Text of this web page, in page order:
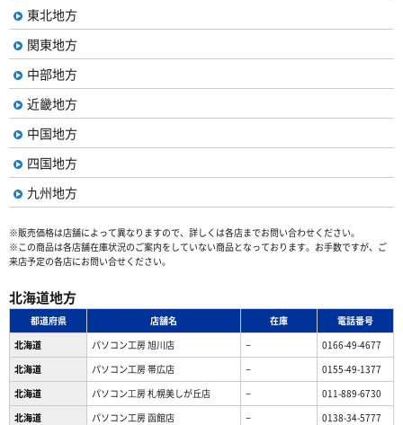
東北地方
関東地方
中部地方
近畿地方
中国地方
四国地方
九州地方
※販売価格は店舗によって異なりますので、詳しくは各店までお問い合わせください。
※この商品は各店舗在庫状況のご案内をしていない商品となっております。お手数ですが、ご
来店予定の各店にお問い合せください。
北海道地方
都道府県 店舗名 在庫
電話番号
北海道
パソコン工房 旭川店 −
0166-49-4677
北海道
パソコン工房 帯広店 −
0155-49-1377
北海道
パソコン⼯房 札幌美しが丘店 −
011-889-6730
北海道
パソコン工房 函館店 − 0138-34-5777